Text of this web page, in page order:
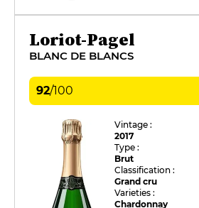
Loriot-Pagel
BLANC DE BLANCS
92/100
Vintage :
2017
Type :
Brut
Classification :
Grand cru
Varieties :
Chardonnay